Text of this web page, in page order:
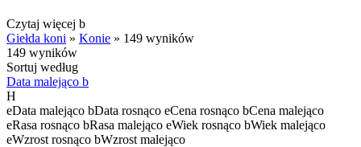
Czytaj więcej b
Giełda koni » Konie » 149 wyników
149 wyników
Sortuj według
Data malejąco b
H
eData malejąco bData rosnąco eCena rosnąco bCena malejąco
eRasa rosnąco bRasa malejąco eWiek rosnąco bWiek malejąco
eWzrost rosnąco bWzrost malejąco